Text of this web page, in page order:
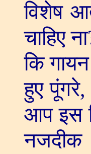
विशेष
चाहिए ना
कि
हुए पूंगरे
आप इस
नजदीक